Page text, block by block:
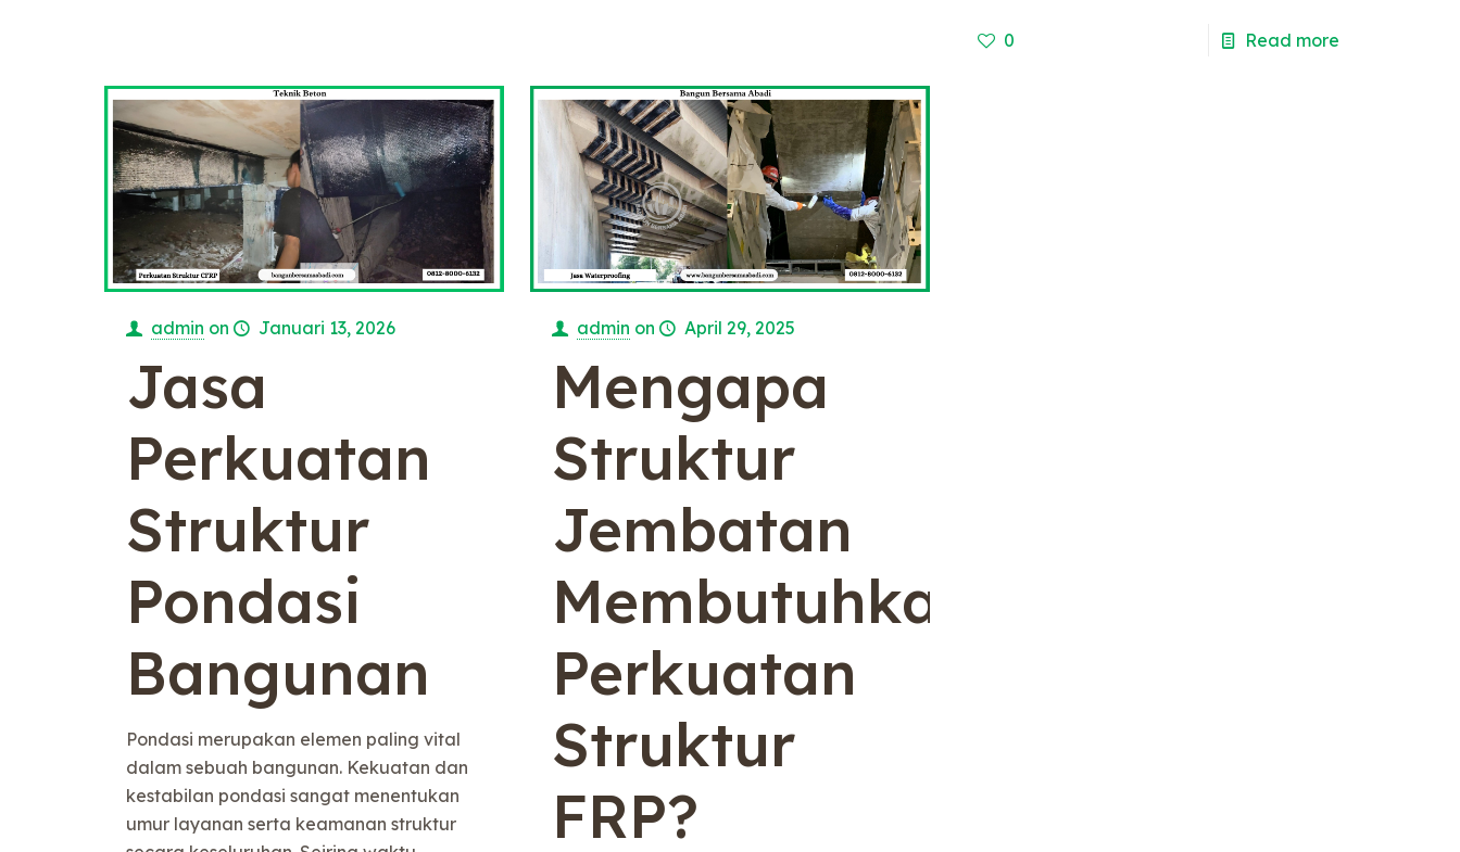
0 Read more
admin on Januari 13, 2026
Jasa
Perkuatan
Struktur
Pondasi
Bangunan
Pondasi merupakan elemen paling vital
dalam sebuah bangunan. Kekuatan dan
kestabilan pondasi sangat menentukan
umur layanan serta keamanan struktur
admin on April 29, 2025
Mengapa
Struktur
Jembatan
Membutuhkan
Perkuatan
Struktur
FRP?